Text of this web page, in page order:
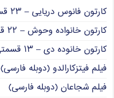
کارتون فانوس دریایی – ۲۳ قسمتی (دوبله فارسی)
کارتون خانواده وحوش – ۲۲ قسمتی (دوبله فارسی)
کارتون خانوده دی – ۱۳ قسمتی (دوبله فارسی)
فیلم فیتزکارالدو (دوبله فارسی)
فیلم شجاعان (دوبله فارسی)